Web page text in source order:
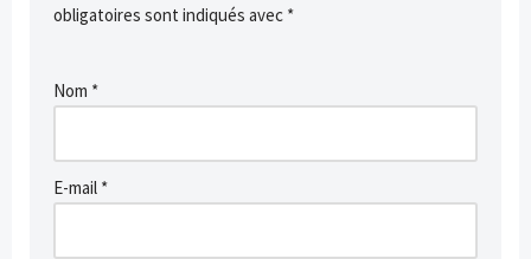
obligatoires sont indiqués avec *
Nom *
E-mail *